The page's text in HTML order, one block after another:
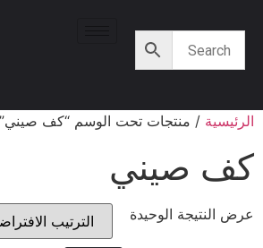
الرئيسية/ منتجات تحت الوسم “كف صيني”
كف صيني
عرض النتيجة الوحيدة